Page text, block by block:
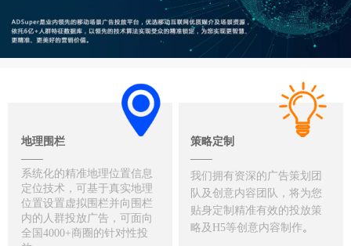
地理围栏
——
系统化的精准地理位置信息
定位技术，可基于真实地理
位置设置虚拟围栏并向围栏
内的人群投放广告，可面向
全国4000+商圈的针对性投
策略定制
——
我们拥有资深的广告策划团
队及创意内容团队，将为您
贴身定制精准有效的投放策
略及H5等创意内容制作。